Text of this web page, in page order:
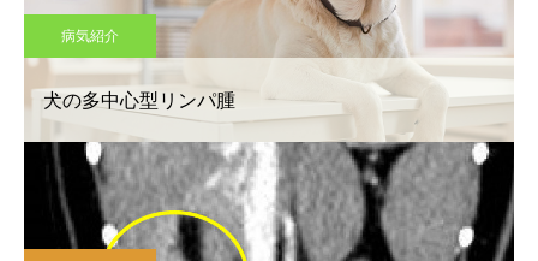
病気紹介
犬の多中心型リンパ腫